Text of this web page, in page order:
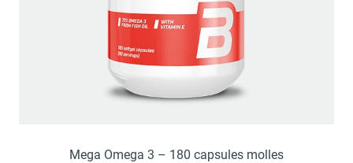
Mega Omega 3 – 180 capsules molles